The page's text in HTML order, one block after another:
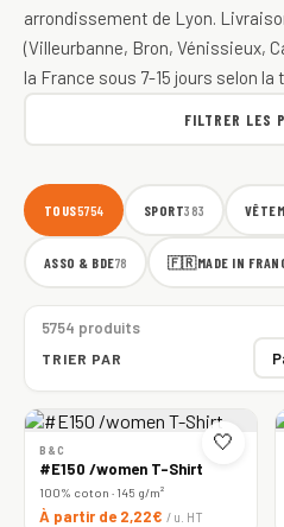
arrondissement de Lyon.
(Villeurbanne, Bron, Vénissieux,
la France sous 7-15 jours selon la
FILTRER LES
TOUS5754 SPORT383
ASSO & BDE78 🇫🇷MADE IN
5754 produits
TRIER PAR
🤍
B&C
#E150 /women T-Shirt
100% coton · 145 g/m²
À partir de 2,22€ / u. HT